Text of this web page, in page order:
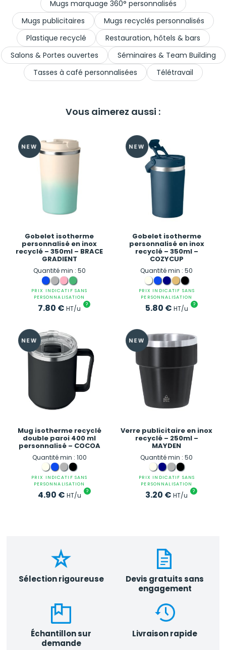
Mugs marquage 360° personnalisés
Mugs publicitaires
Mugs recyclés personnalisés
Plastique recyclé
Restauration, hôtels & bars
Salons & Portes ouvertes
Séminaires & Team Building
Tasses à café personnalisées
Télétravail
Vous aimerez aussi :
Gobelet isotherme
personnalisé en inox
recyclé – 350ml – BRACE
GRADIENT
Quantité min : 50
PRIX INDICATIF SANS
PERSONNALISATION
7.80 € HT/u ?
Gobelet isotherme
personnalisé en inox
recyclé – 350ml –
COZYCUP
Quantité min : 50
PRIX INDICATIF SANS
PERSONNALISATION
5.80 € HT/u ?
Mug isotherme recyclé
double paroi 400 ml
personnalisé – COCOA
Quantité min : 100
PRIX INDICATIF SANS
PERSONNALISATION
4.90 € HT/u ?
Verre publicitaire en inox
recyclé – 250ml –
MAYDEN
Quantité min : 50
PRIX INDICATIF SANS
PERSONNALISATION
3.20 € HT/u ?
Sélection rigoureuse
Devis gratuits sans
engagement
Échantillon sur
demande
Livraison rapide